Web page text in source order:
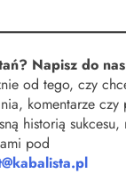
Napisz do
od tego, czy
komentarze
historią
pod